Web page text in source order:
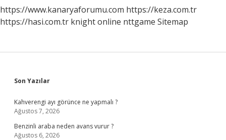
https://www.kanaryaforumu.com https://keza.com.tr
https://hasi.com.tr knight online nttgame Sitemap
Sidebar
Son Yazılar
Kahverengi ayı görünce ne yapmalı ?
Ağustos 7, 2026
Benzinli araba neden avans vurur ?
Ağustos 6, 2026